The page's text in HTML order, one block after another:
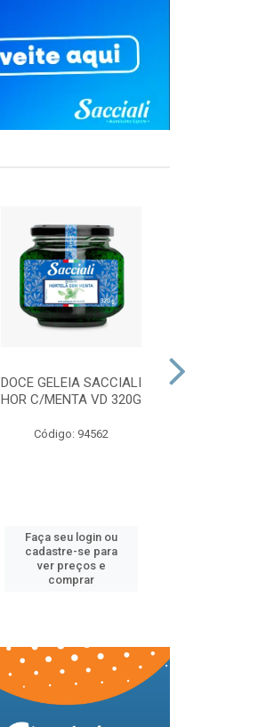
DOCE GELEIA SACCIALI
HOR C/MENTA VD 320G
Código: 94562
Faça seu login ou
cadastre-se para
ver preços e
comprar